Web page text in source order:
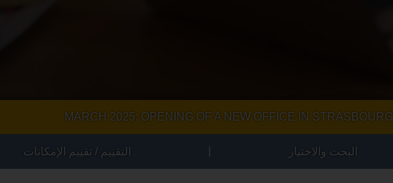
MARCH 2025: OPENING OF A NEW OFFICE IN STRASBOURG
البحث والاختيار التقييم / تقييم الإمكانات